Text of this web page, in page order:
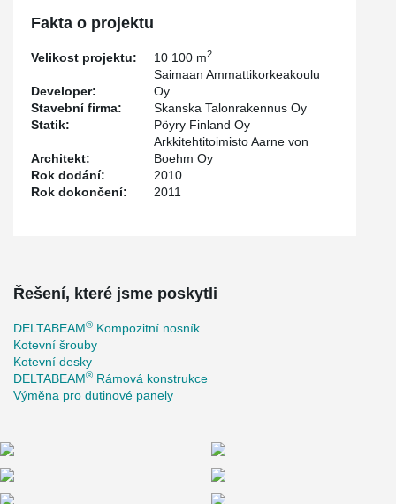
Fakta o projektu
Velikost projektu: 10 100 m2
Developer:
Saimaan Ammattikorkeakoulu
Oy
Stavební firma:
Skanska Talonrakennus Oy
Statik:
Pöyry Finland Oy
Architekt:
Arkkitehtitoimisto Aarne von
Boehm Oy
Rok dodání:
2010
Rok dokončení:
2011
Řešení, které jsme poskytli
DELTABEAM® Kompozitní nosník
Kotevní šrouby
Kotevní desky
DELTABEAM® Rámová konstrukce
Výměna pro dutinové panely